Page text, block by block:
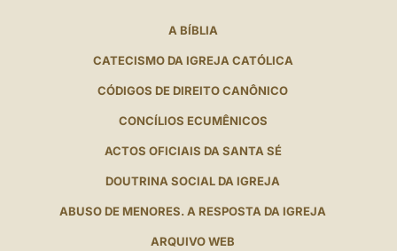
A BÍBLIA
CATECISMO DA IGREJA CATÓLICA
CÓDIGOS DE DIREITO CANÔNICO
CONCÍLIOS ECUMÊNICOS
ACTOS OFICIAIS DA SANTA SÉ
DOUTRINA SOCIAL DA IGREJA
ABUSO DE MENORES. A RESPOSTA DA IGREJA
ARQUIVO WEB